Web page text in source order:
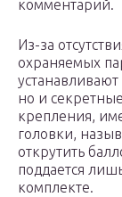
комментарий.
Из-за
охраняемых
но и
крепления,
головки,
открутить
поддается
комплекте.